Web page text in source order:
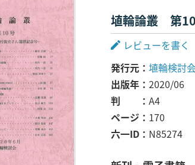
埴輪論叢 第
レビューを書く
発行元
埴輪検討
出版年
2020/06
判
A4
ページ
170
六一ID
N85274